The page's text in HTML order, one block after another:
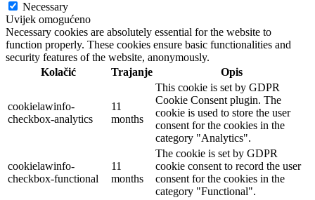
Necessary
Uvijek omogućeno
Necessary cookies are absolutely essential for the website to
function properly. These cookies ensure basic functionalities and
security features of the website, anonymously.
Kolačić
Trajanje Opis
cookielawinfo-
checkbox-analytics
11
months
This cookie is set by GDPR
Cookie Consent plugin. The
cookie is used to store the user
consent for the cookies in the
category "Analytics".
cookielawinfo-
checkbox-functional
11
months
The cookie is set by GDPR
cookie consent to record the user
consent for the cookies in the
category "Functional".